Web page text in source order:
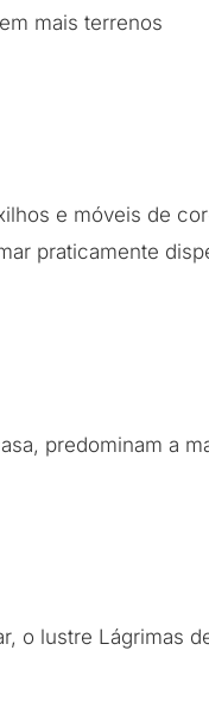
mais terrenos
e móveis de
praticamente
predominam a
o lustre Lágrimas